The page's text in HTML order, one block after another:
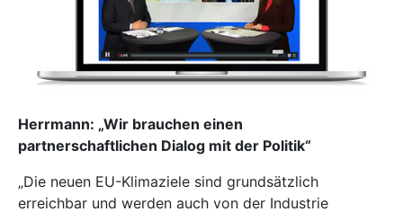
Herrmann: „Wir brauchen einen
partnerschaftlichen Dialog mit der Politik“
„Die neuen EU-Klimaziele sind grundsätzlich
erreichbar und werden auch von der Industrie